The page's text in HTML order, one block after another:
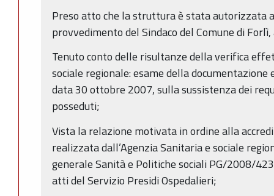
Preso atto che la struttura è stata autorizzata
provvedimento del Sindaco del Comune di
Tenuto conto delle risultanze della verifica
sociale regionale: esame della
data 30 ottobre 2007, sulla sussistenza dei
posseduti;
Vista la relazione motivata in ordine alla
realizzata dall’Agenzia Sanitaria e sociale
generale Sanità e Politiche sociali PG/2008/
atti del Servizio Presidi Ospedalieri;